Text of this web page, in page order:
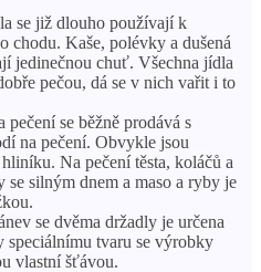
se již dlouho používají k
chodu. Kaše, polévky a dušená
jedinečnou chuť. Všechna jídla
pečou, dá se v nich vařit i to
pečení se běžně prodává s
na pečení. Obvykle jsou
Na pečení těsta, koláčů a
se silným dnem a maso a ryby je
se dvěma držadly je určena
speciálnímu tvaru se výrobky
vlastní šťávou.